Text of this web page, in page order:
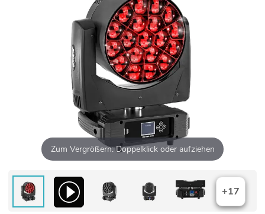
Zum Vergrößern: Doppelklick oder aufziehen
+17